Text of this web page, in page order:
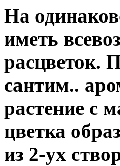
На
иметь
расцветок.
сантим..
растение с
цветка
из 2-ух